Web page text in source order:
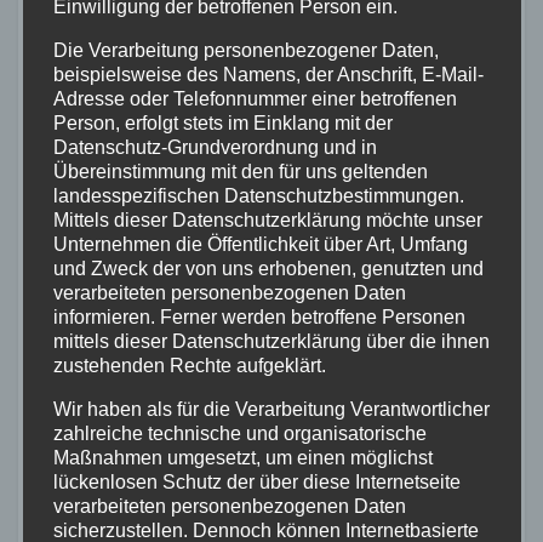
Amtsgerichts, mit einem Publikumsvotum:
Geldstrafe, Bewährung oder
Freiheitsstrafe? Das Ergebnis zeigte, was
die Justiz täglich erlebt: Die Entscheidung
ist selten einfach – und das Publikum war
gespalten.
Im Anschluss referierte Jörg Schmitt-Kilian
über sein Engagement in der
Drogenprävention und stellte sein Buch
vor. Der Weiße Ring informierte im Foyer
über Opferschutzarbeit, die Zentrale
Präventionsstelle des Polizeipräsidiums
Koblenz stand für Fragen bereit. Ein
Abend, der nachhallt.
Einwilligung der betroffenen Person ein.
Die Verarbeitung personenbezogener Daten,
beispielsweise des Namens, der Anschrift, E-Mail-
Adresse oder Telefonnummer einer betroffenen
Person, erfolgt stets im Einklang mit der
Datenschutz-Grundverordnung und in
Übereinstimmung mit den für uns geltenden
landesspezifischen Datenschutzbestimmungen.
Mittels dieser Datenschutzerklärung möchte unser
Unternehmen die Öffentlichkeit über Art, Umfang
und Zweck der von uns erhobenen, genutzten und
verarbeiteten personenbezogenen Daten
informieren. Ferner werden betroffene Personen
mittels dieser Datenschutzerklärung über die ihnen
zustehenden Rechte aufgeklärt.
Wir haben als für die Verarbeitung Verantwortlicher
zahlreiche technische und organisatorische
Maßnahmen umgesetzt, um einen möglichst
lückenlosen Schutz der über diese Internetseite
verarbeiteten personenbezogenen Daten
sicherzustellen. Dennoch können Internetbasierte